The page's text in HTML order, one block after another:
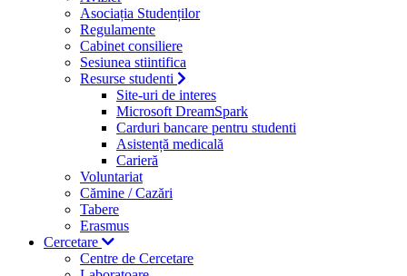
Asociația Studenților
Regulamente
Cabinet consiliere
Sesiunea stiintifica
Resurse studenti
Site-uri de interes
Microsoft DreamSpark
Carduri bancare pentru studenti
Asistență medicală
Carieră
Voluntariat
Cămine / Cazări
Tabere
Erasmus
Cercetare
Centre de Cercetare